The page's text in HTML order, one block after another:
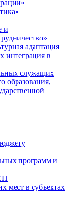
и
адаптация
интеграция в
служащих
образования,
программ и
мест в субъектах